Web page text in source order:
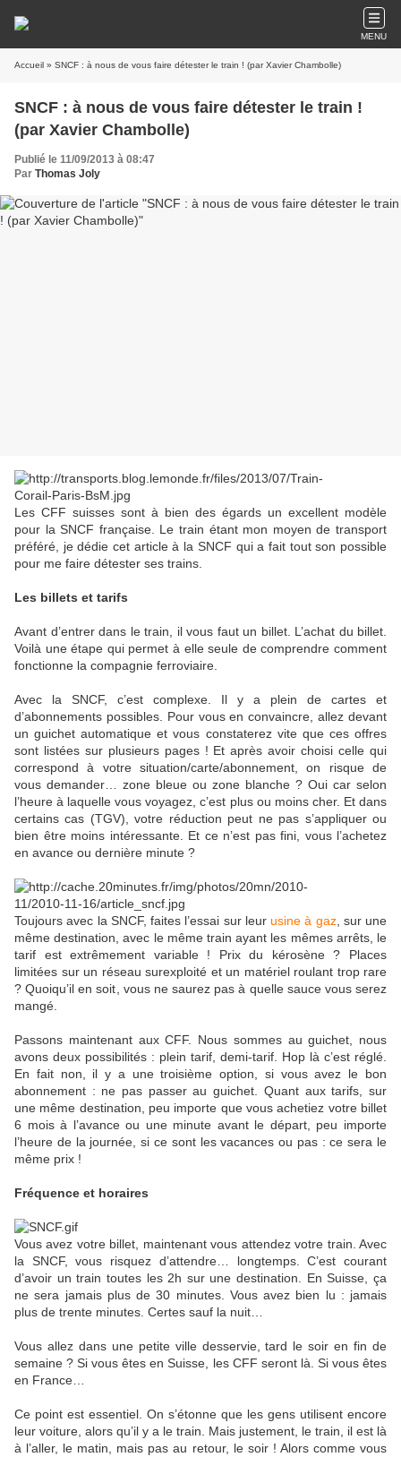
MENU
Accueil » SNCF : à nous de vous faire détester le train ! (par Xavier Chambolle)
SNCF : à nous de vous faire détester le train !
(par Xavier Chambolle)
Publié le 11/09/2013 à 08:47
Par Thomas Joly
Les CFF suisses sont à bien des égards un excellent modèle
pour la SNCF française. Le train étant mon moyen de transport
préféré, je dédie cet article à la SNCF qui a fait tout son possible
pour me faire détester ses trains.
Les billets et tarifs
Avant d’entrer dans le train, il vous faut un billet. L’achat du billet.
Voilà une étape qui permet à elle seule de comprendre comment
fonctionne la compagnie ferroviaire.
Avec la SNCF, c’est complexe. Il y a plein de cartes et
d’abonnements possibles. Pour vous en convaincre, allez devant
un guichet automatique et vous constaterez vite que ces offres
sont listées sur plusieurs pages ! Et après avoir choisi celle qui
correspond à votre situation/carte/abonnement, on risque de
vous demander… zone bleue ou zone blanche ? Oui car selon
l’heure à laquelle vous voyagez, c’est plus ou moins cher. Et dans
certains cas (TGV), votre réduction peut ne pas s’appliquer ou
bien être moins intéressante. Et ce n’est pas fini, vous l’achetez
en avance ou dernière minute ?
Toujours avec la SNCF, faites l’essai sur leur usine à gaz, sur une
même destination, avec le même train ayant les mêmes arrêts, le
tarif est extrêmement variable ! Prix du kérosène ? Places
limitées sur un réseau surexploité et un matériel roulant trop rare
? Quoiqu’il en soit, vous ne saurez pas à quelle sauce vous serez
mangé.
Passons maintenant aux CFF. Nous sommes au guichet, nous
avons deux possibilités : plein tarif, demi-tarif. Hop là c’est réglé.
En fait non, il y a une troisième option, si vous avez le bon
abonnement : ne pas passer au guichet. Quant aux tarifs, sur
une même destination, peu importe que vous achetiez votre billet
6 mois à l’avance ou une minute avant le départ, peu importe
l’heure de la journée, si ce sont les vacances ou pas : ce sera le
même prix !
Fréquence et horaires
Vous avez votre billet, maintenant vous attendez votre train. Avec
la SNCF, vous risquez d’attendre… longtemps. C’est courant
d’avoir un train toutes les 2h sur une destination. En Suisse, ça
ne sera jamais plus de 30 minutes. Vous avez bien lu : jamais
plus de trente minutes. Certes sauf la nuit…
Vous allez dans une petite ville desservie, tard le soir en fin de
semaine ? Si vous êtes en Suisse, les CFF seront là. Si vous êtes
en France…
Ce point est essentiel. On s’étonne que les gens utilisent encore
leur voiture, alors qu’il y a le train. Mais justement, le train, il est là
à l’aller, le matin, mais pas au retour, le soir ! Alors comme vous